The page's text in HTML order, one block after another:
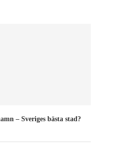
– Sveriges bästa stad?